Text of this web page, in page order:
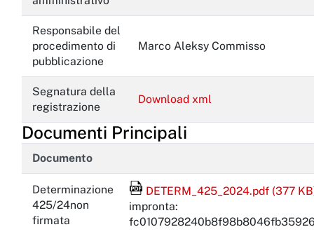
Responsabile del
procedimento di
pubblicazione
Marco Aleksy Commisso
Segnatura della
registrazione
Download xml
Documenti Principali
Documento
Determinazione
425/24non
firmata
File Acrobat Reader
DETERM_425_2024.pdf (377
impronta: